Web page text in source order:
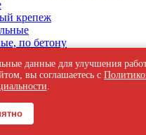
крепеж
по бетону
головкой, с
данные для улучшения
вы соглашаетесь с
.